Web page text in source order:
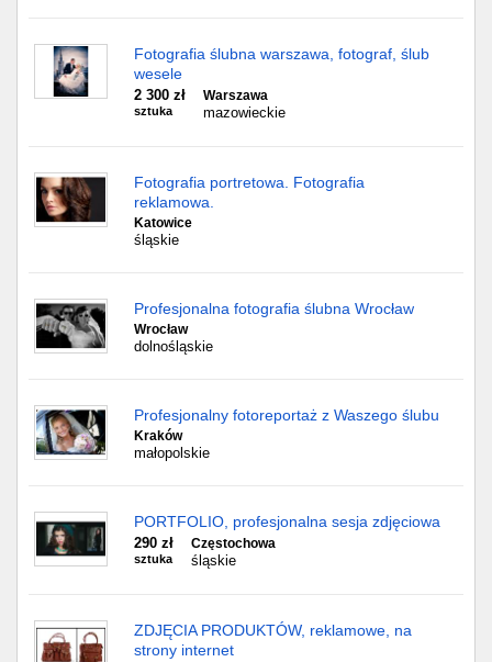
Fotografia ślubna warszawa, fotograf, ślub
wesele
2 300 zł
sztuka
Warszawa
mazowieckie
Fotografia portretowa. Fotografia
reklamowa.
Katowice
śląskie
Profesjonalna fotografia ślubna Wrocław
Wrocław
dolnośląskie
Profesjonalny fotoreportaż z Waszego ślubu
Kraków
małopolskie
PORTFOLIO, profesjonalna sesja zdjęciowa
290 zł
sztuka
Częstochowa
śląskie
ZDJĘCIA PRODUKTÓW, reklamowe, na
strony internet